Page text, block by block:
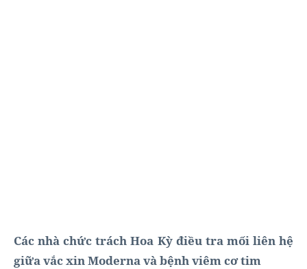
Các nhà chức trách Hoa Kỳ điều tra mối liên hệ
giữa vắc xin Moderna và bệnh viêm cơ tim